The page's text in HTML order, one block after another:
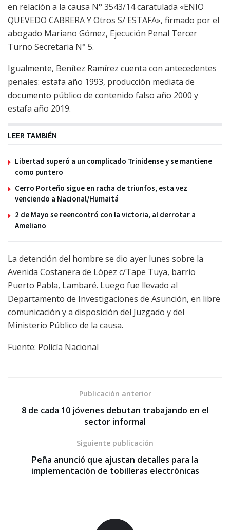
en relación a la causa N° 3543/14 caratulada «ENIO
QUEVEDO CABRERA Y Otros S/ ESTAFA», firmado por el
abogado Mariano Gómez, Ejecución Penal Tercer
Turno Secretaria N° 5.
Igualmente, Benítez Ramírez cuenta con antecedentes
penales: estafa año 1993, producción mediata de
documento público de contenido falso año 2000 y
estafa año 2019.
LEER TAMBIÉN
Libertad superó a un complicado Trinidense y se mantiene
como puntero
Cerro Porteño sigue en racha de triunfos, esta vez
venciendo a Nacional/Humaitá
2 de Mayo se reencontró con la victoria, al derrotar a
Ameliano
La detención del hombre se dio ayer lunes sobre la
Avenida Costanera de López c/Tape Tuya, barrio
Puerto Pabla, Lambaré. Luego fue llevado al
Departamento de Investigaciones de Asunción, en libre
comunicación y a disposición del Juzgado y del
Ministerio Público de la causa.
Fuente: Policía Nacional
Publicación anterior
8 de cada 10 jóvenes debutan trabajando en el
sector informal
Siguiente publicación
Peña anunció que ajustan detalles para la
implementación de tobilleras electrónicas